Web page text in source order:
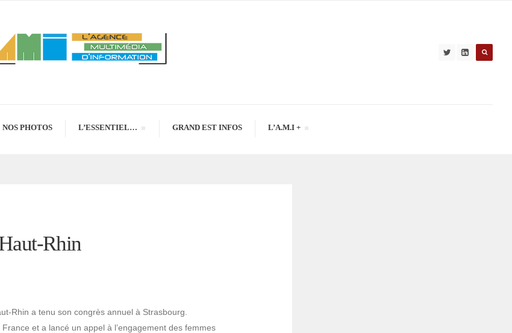
NOS PHOTOS L’ESSENTIEL… GRAND EST INFOS L’A.M.I +
Rhin
Rhin a tenu son congrès annuel à Strasbourg.
et a lancé un appel à l’engagement des femmes